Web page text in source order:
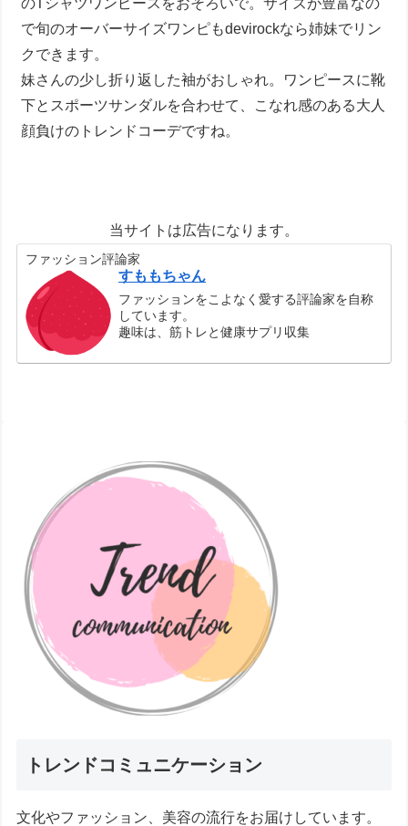
のTシャツワンピースをおそろいで。サイズが豊富なの
で旬のオーバーサイズワンピもdevirockなら姉妹でリン
クできます。
妹さんの少し折り返した袖がおしゃれ。ワンピースに靴
下とスポーツサンダルを合わせて、こなれ感のある大人
顔負けのトレンドコーデですね。
当サイトは広告になります。
ファッション評論家
すももちゃん
ファッションをこよなく愛する評論家を自称
しています。
趣味は、筋トレと健康サプリ収集
トレンドコミュニケーション
文化やファッション、美容の流行をお届けしています。